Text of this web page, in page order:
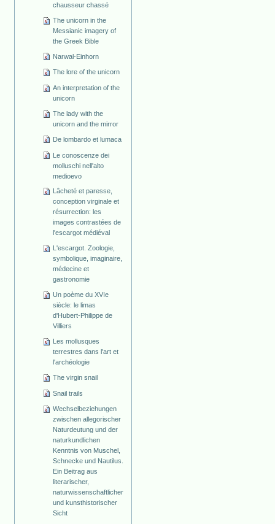
chausseur chassé
The unicorn in the
Messianic imagery of
the Greek Bible
Narwal-Einhorn
The lore of the unicorn
An interpretation of the
unicorn
The lady with the
unicorn and the mirror
De lombardo et lumaca
Le conoscenze dei
molluschi nell'alto
medioevo
Lâcheté et paresse,
conception virginale et
résurrection: les
images contrastées de
l'escargot médiéval
L'escargot. Zoologie,
symbolique, imaginaire,
médecine et
gastronomie
Un poème du XVIe
siècle: le limas
d'Hubert-Philippe de
Villiers
Les mollusques
terrestres dans l'art et
l'archéologie
The virgin snail
Snail trails
Wechselbeziehungen
zwischen allegorischer
Naturdeutung und der
naturkundlichen
Kenntnis von Muschel,
Schnecke und Nautilus.
Ein Beitrag aus
literarischer,
naturwissenschaftlicher
und kunsthistorischer
Sicht